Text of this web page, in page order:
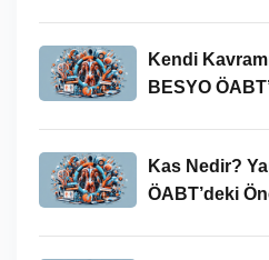
Kendi
BESYO
Kas Nedir?
ÖABT’deki